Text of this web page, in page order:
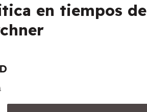
en tiempos de